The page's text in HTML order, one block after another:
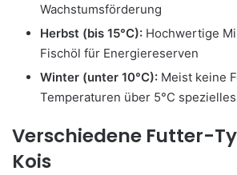
Wachstumsförderung
Herbst (bis 15°C): Hochwertige
Fischöl für Energiereserven
Winter (unter 10°C): Meist keine
Temperaturen über 5°C
Verschiedene Futter-
Kois